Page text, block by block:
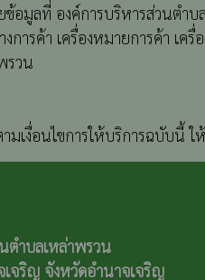
ยข้อมูลที่ องค์การบริหารส่วน
างการค้า เครื่องหมายการค้า
รวน
มเงื่อนไขการให้บริการฉบับนี้
ตำบลเหล่าพรวน
เจริญ จังหวัดอำนาจเจริญ